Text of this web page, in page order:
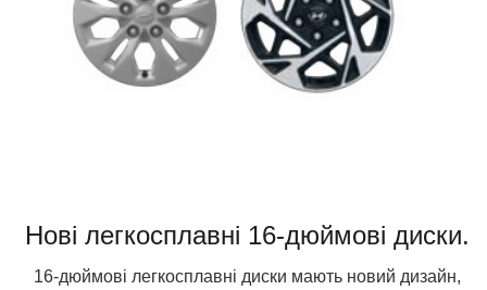
Нові легкосплавні 16-дюймові диски.
16-дюймові легкосплавні диски мають новий дизайн,